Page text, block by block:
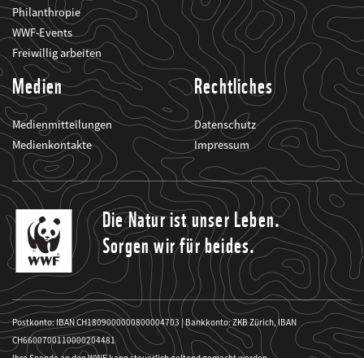
Philanthropie
WWF-Events
Freiwillig arbeiten
Medien
Medienmitteilungen
Medienkontakte
Rechtliches
Datenschutz
Impressum
Die Natur ist unser Leben.
Sorgen wir für beides.
Postkonto: IBAN CH1809000000800004703 | Bankkonto: ZKB Zürich, IBAN
CH6600700110000204481